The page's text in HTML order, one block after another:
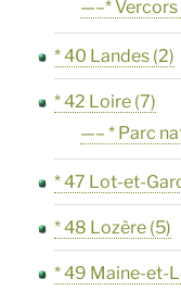
—–* Vercors
* 40 Landes (2)
* 42 Loire (7)
—– * Parc
* 47 Lot-et-
* 48 Lozère (5)
* 49 Maine-et-